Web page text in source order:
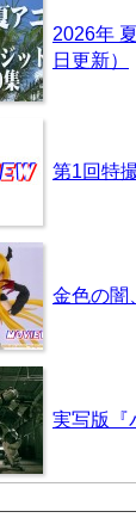
2026年
日更新）
第1回特
金色の闇
実写版『